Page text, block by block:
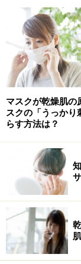
乾燥の原因と
アによるもの
実は方法が間
です。
多くの人が必
す。私たちの
が混ざり合っ
すぎたり、洗
皮脂膜まで洗
激を与えるのも
そしてもちろ
は化粧水をた
大きな間違い
マスクが乾燥肌の
スクの「うっかり
らす方法は？